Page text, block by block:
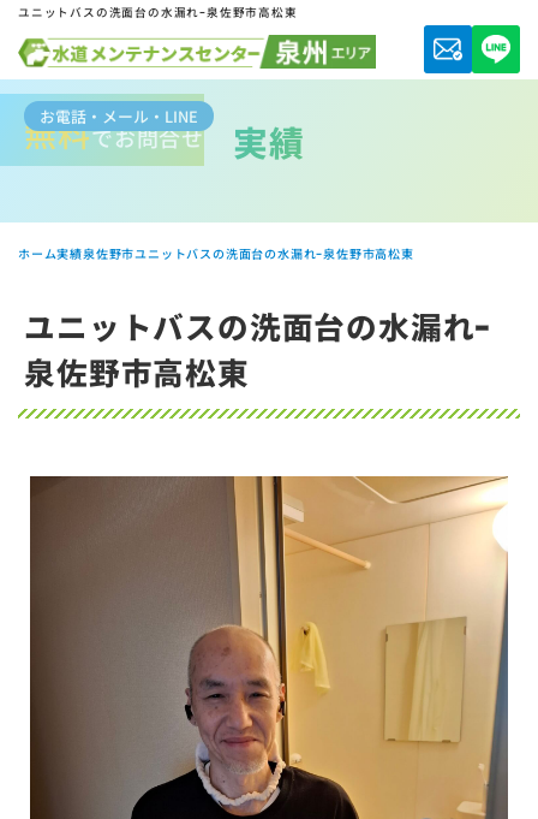
ユニットバスの洗面台の水漏れｰ泉佐野市高松東
実績
ホーム実績泉佐野市ユニットバスの洗面台の水漏れｰ泉佐野市高松東
ユニットバスの洗面台の水漏れｰ
泉佐野市高松東
お電話・メール・LINE
無料でお問合せ